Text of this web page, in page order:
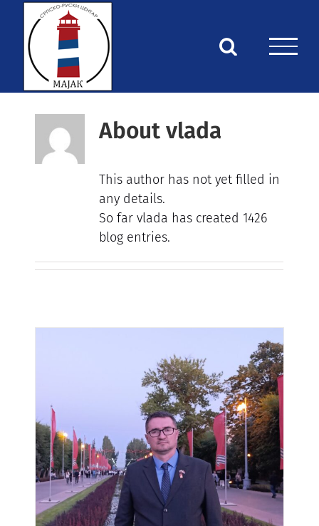
content
Aboutvlada
This author has not yet filled in
any details.
So far vlada has created 1426
blog entries.